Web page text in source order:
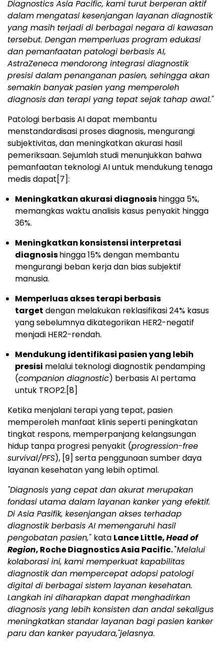
Diagnostics Asia Pacific, kami turut berperan aktif
dalam mengatasi kesenjangan layanan diagnostik
yang masih terjadi di berbagai negara di kawasan
tersebut. Dengan memperluas program edukasi
dan pemanfaatan patologi berbasis AI,
AstraZeneca mendorong integrasi diagnostik
presisi dalam penanganan pasien, sehingga akan
semakin banyak pasien yang memperoleh
diagnosis dan terapi yang tepat sejak tahap awal."
Patologi berbasis AI dapat membantu
menstandardisasi proses diagnosis, mengurangi
subjektivitas, dan meningkatkan akurasi hasil
pemeriksaan. Sejumlah studi menunjukkan bahwa
pemanfaatan teknologi AI untuk mendukung tenaga
medis dapat[7]:
Meningkatkan akurasi diagnosishingga 5%,
memangkas waktu analisis kasus penyakit hingga
36%.
Meningkatkan konsistensi interpretasi
diagnosishingga 15% dengan membantu
mengurangi beban kerja dan bias subjektif
manusia.
Memperluas akses terapi berbasis
target dengan melakukan reklasifikasi 24% kasus
yang sebelumnya dikategorikan HER2-negatif
menjadi HER2-rendah.
Mendukung identifikasi pasien yang lebih
presisi melalui teknologi diagnostik pendamping
(companion diagnostic) berbasis AI pertama
untuk TROP2.[8]
Ketika menjalani terapi yang tepat, pasien
memperoleh manfaat klinis seperti peningkatan
tingkat respons, memperpanjang kelangsungan
hidup tanpa progresi penyakit (progression-free
survival/PFS), [9] serta penggunaan sumber daya
layanan kesehatan yang lebih optimal.
"Diagnosis yang cepat dan akurat merupakan
fondasi utama dalam layanan kanker yang efektif.
Di Asia Pasifik, kesenjangan akses terhadap
diagnostik berbasis AI memengaruhi hasil
pengobatan pasien," kata Lance Little,Head of
Region, Roche Diagnostics Asia Pacific."Melalui
kolaborasi ini, kami memperkuat kapabilitas
diagnostik dan mempercepat adopsi patologi
digital di berbagai sistem layanan kesehatan.
Langkah ini diharapkan dapat menghadirkan
diagnosis yang lebih konsisten dan andal sekaligus
meningkatkan standar layanan bagi pasien kanker
paru dan kanker payudara,"jelasnya.